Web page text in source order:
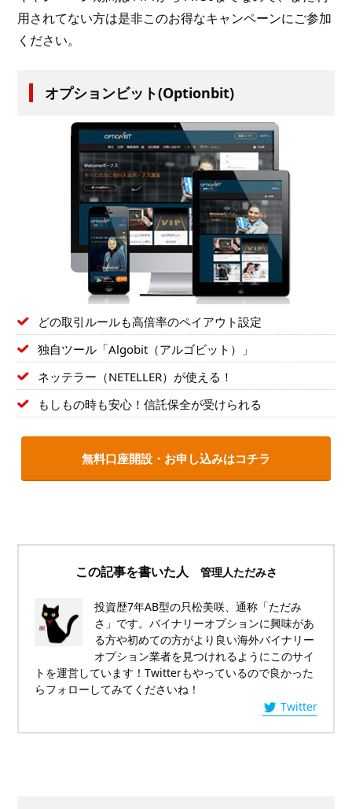
用されてない方は是非このお得なキャンペーンにご参加
ください。
オプションビット(Optionbit)
どの取引ルールも高倍率のペイアウト設定
独自ツール「Algobit（アルゴビット）」
ネッテラー（NETELLER）が使える！
もしもの時も安心！信託保全が受けられる
無料口座開設・お申し込みはコチラ
この記事を書いた人 管理人ただみさ
投資歴7年AB型の只松美咲、通称「ただみ
さ」です。バイナリーオプションに興味があ
る方や初めての方がより良い海外バイナリー
オプション業者を見つけれるようにこのサイ
トを運営しています！Twitterもやっているので良かった
らフォローしてみてくださいね！
Twitter